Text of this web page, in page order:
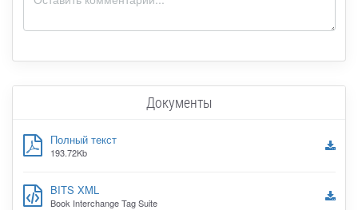
Документы
Полный текст
193.72Kb
BITS XML
Book Interchange Tag Suite